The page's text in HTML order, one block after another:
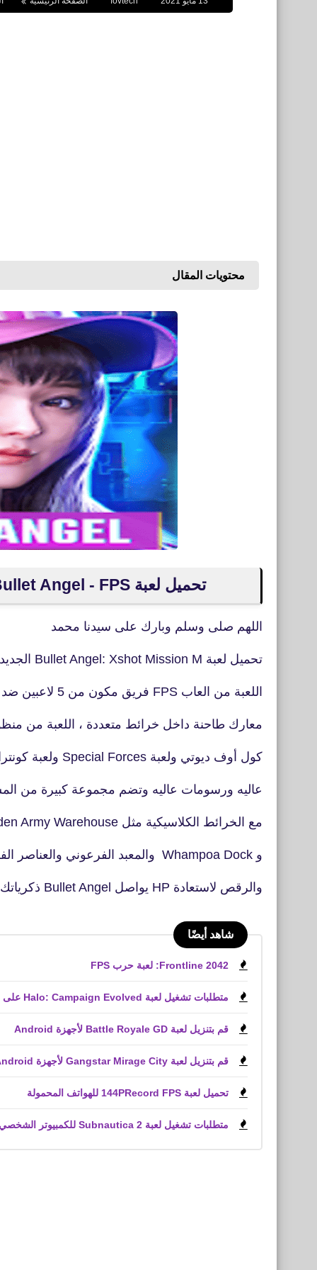
محتويات المقال
تحميل لعبة Bullet Angel - FPS للأندرويد XAPK شبيهة Special Forces
اللهم صلى وسلم وبارك على سيدنا محمد
تحميل لعبة Bullet Angel: Xshot Mission M‏ الجديدة لعبة القتال والأكشن
اللعبة من العاب FPS فريق مكون من 5 لاعبين ضد فريق من 5 لاعبين أخرين
معارك طاحنة داخل خرائط متعددة ، اللعبة من
كول أوف ديوتي ولعبة Special Forces ولعبة كونترا سترايك تتمتع اللعبة بجرافيك
عاليه ورسومات عاليه وتضم مجموعة كبيرة من
مع الخرائط الكلاسيكية مثل Aden Army Warehouse و The Ancient City of Loulan
و Whampoa Dock والمعبد الفرعوني والعناصر الفريدة مثل Mummy-Hero
والرقص لاستعادة HP يواصل Bullet Angel ذكرياتك في ساحة معركة متنقلة
شاهد أيضًا
Frontline 2042: لعبة حرب FPS
متطلبات تشغيل لعبة Halo: Campaign Evolved على الكمبيوتر الشخصي
قم بتنزيل لعبة Battle Royale GD لأجهزة Android
قم بتنزيل لعبة Gangstar Mirage City لأجهزة Android و iPhone (APK)
تحميل لعبة 144PRecord FPS للهواتف المحمولة
متطلبات تشغيل لعبة Subnautica 2 للكمبيوتر الشخصي